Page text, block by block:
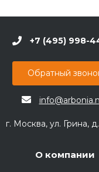
+7 (495) 998-
Обратный
г. Москва, ул. Грина,
О компании